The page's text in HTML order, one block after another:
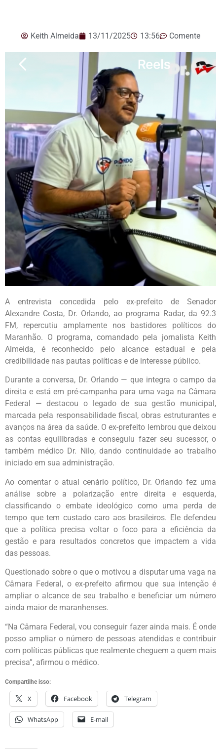
Keith Almeida 13/11/2025 13:56 Comente
A entrevista concedida pelo ex-prefeito de Senador
Alexandre Costa, Dr. Orlando, ao programa Radar, da 92.3
FM, repercutiu amplamente nos bastidores políticos do
Maranhão. O programa, comandado pela jornalista Keith
Almeida, é reconhecido pelo alcance estadual e pela
credibilidade nas pautas políticas e de interesse público.
Durante a conversa, Dr. Orlando — que integra o campo da
direita e está em pré-campanha para uma vaga na Câmara
Federal — destacou o legado de sua gestão municipal,
marcada pela responsabilidade fiscal, obras estruturantes e
avanços na área da saúde. O ex-prefeito lembrou que deixou
as contas equilibradas e conseguiu fazer seu sucessor, o
também médico Dr. Nilo, dando continuidade ao trabalho
iniciado em sua administração.
Ao comentar o atual cenário político, Dr. Orlando fez uma
análise sobre a polarização entre direita e esquerda,
classificando o embate ideológico como uma perda de
tempo que tem custado caro aos brasileiros. Ele defendeu
que a política precisa voltar o foco para a eficiência da
gestão e para resultados concretos que impactem a vida
das pessoas.
Questionado sobre o que o motivou a disputar uma vaga na
Câmara Federal, o ex-prefeito afirmou que sua intenção é
ampliar o alcance de seu trabalho e beneficiar um número
ainda maior de maranhenses.
“Na Câmara Federal, vou conseguir fazer ainda mais. É onde
posso ampliar o número de pessoas atendidas e contribuir
com políticas públicas que realmente cheguem a quem mais
precisa”, afirmou o médico.
Compartilhe isso:
X Facebook Telegram
WhatsApp E-mail